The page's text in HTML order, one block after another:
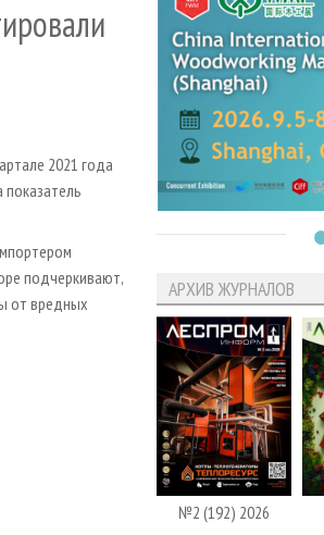
2021 года
подчеркивают,
от вредных
АРХИВ ЖУРНАЛОВ
№2 (192) 2026